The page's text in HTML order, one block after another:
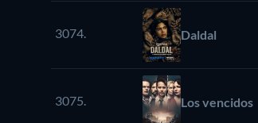
3074. Daldal
3075. Los vencidos